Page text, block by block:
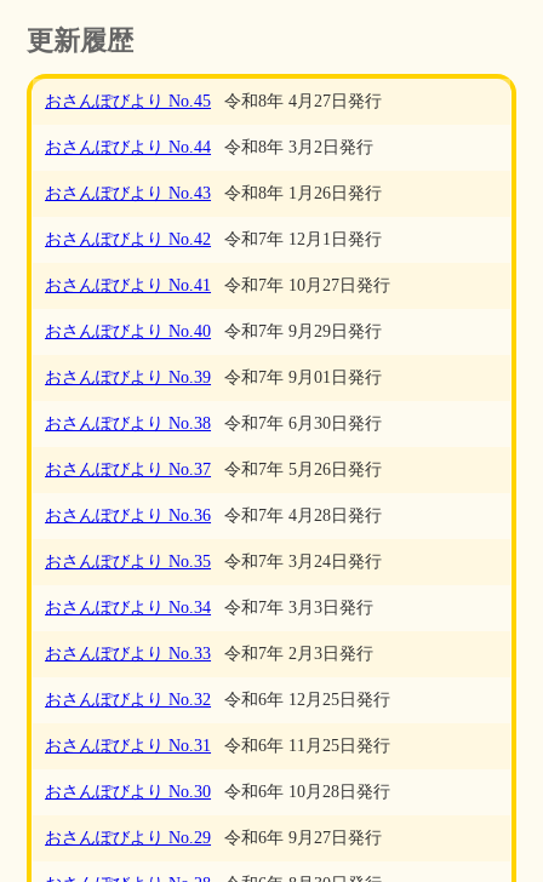
更新履歴
おさんぽびより No.45 令和8年 4月27日発行
おさんぽびより No.44 令和8年 3月2日発行
おさんぽびより No.43 令和8年 1月26日発行
おさんぽびより No.42 令和7年 12月1日発行
おさんぽびより No.41 令和7年 10月27日発行
おさんぽびより No.40 令和7年 9月29日発行
おさんぽびより No.39 令和7年 9月01日発行
おさんぽびより No.38 令和7年 6月30日発行
おさんぽびより No.37 令和7年 5月26日発行
おさんぽびより No.36 令和7年 4月28日発行
おさんぽびより No.35 令和7年 3月24日発行
おさんぽびより No.34 令和7年 3月3日発行
おさんぽびより No.33 令和7年 2月3日発行
おさんぽびより No.32 令和6年 12月25日発行
おさんぽびより No.31 令和6年 11月25日発行
おさんぽびより No.30 令和6年 10月28日発行
おさんぽびより No.29 令和6年 9月27日発行